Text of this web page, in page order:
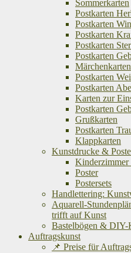
Sommerkarten
Postkarten
Postkarten
Postkarten
Postkarten
Postkarten
Märchenkarten
Postkarten
Postkarten
Karten zur
Postkarten
Grußkarten
Postkarten
Klappkarten
Kunstdrucke &
Kinderzimmer
Poster
Postersets
Handlettering:
Aquarell-
trifft auf Kunst
Bastelbögen & DIY-
Auftragskunst
📌 Preise für